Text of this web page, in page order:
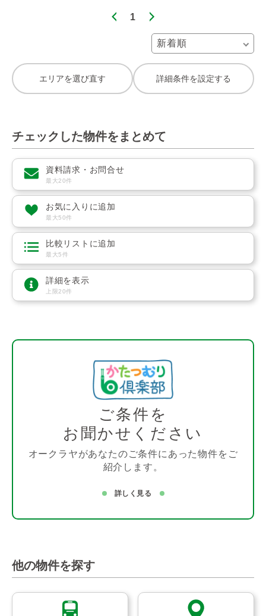
1
エリアを選び直す 詳細条件を設定する
チェックした物件をまとめて
資料請求・お問合せ
最大20件
お気に入りに追加
最大50件
比較リストに追加
最大5件
詳細を表示
上限20件
ご条件を
お聞かせください
オークラヤがあなたのご条件にあった物件をご
紹介します。
詳しく見る
他の物件を探す